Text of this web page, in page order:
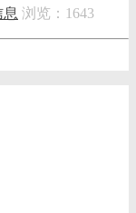
浏览：1643